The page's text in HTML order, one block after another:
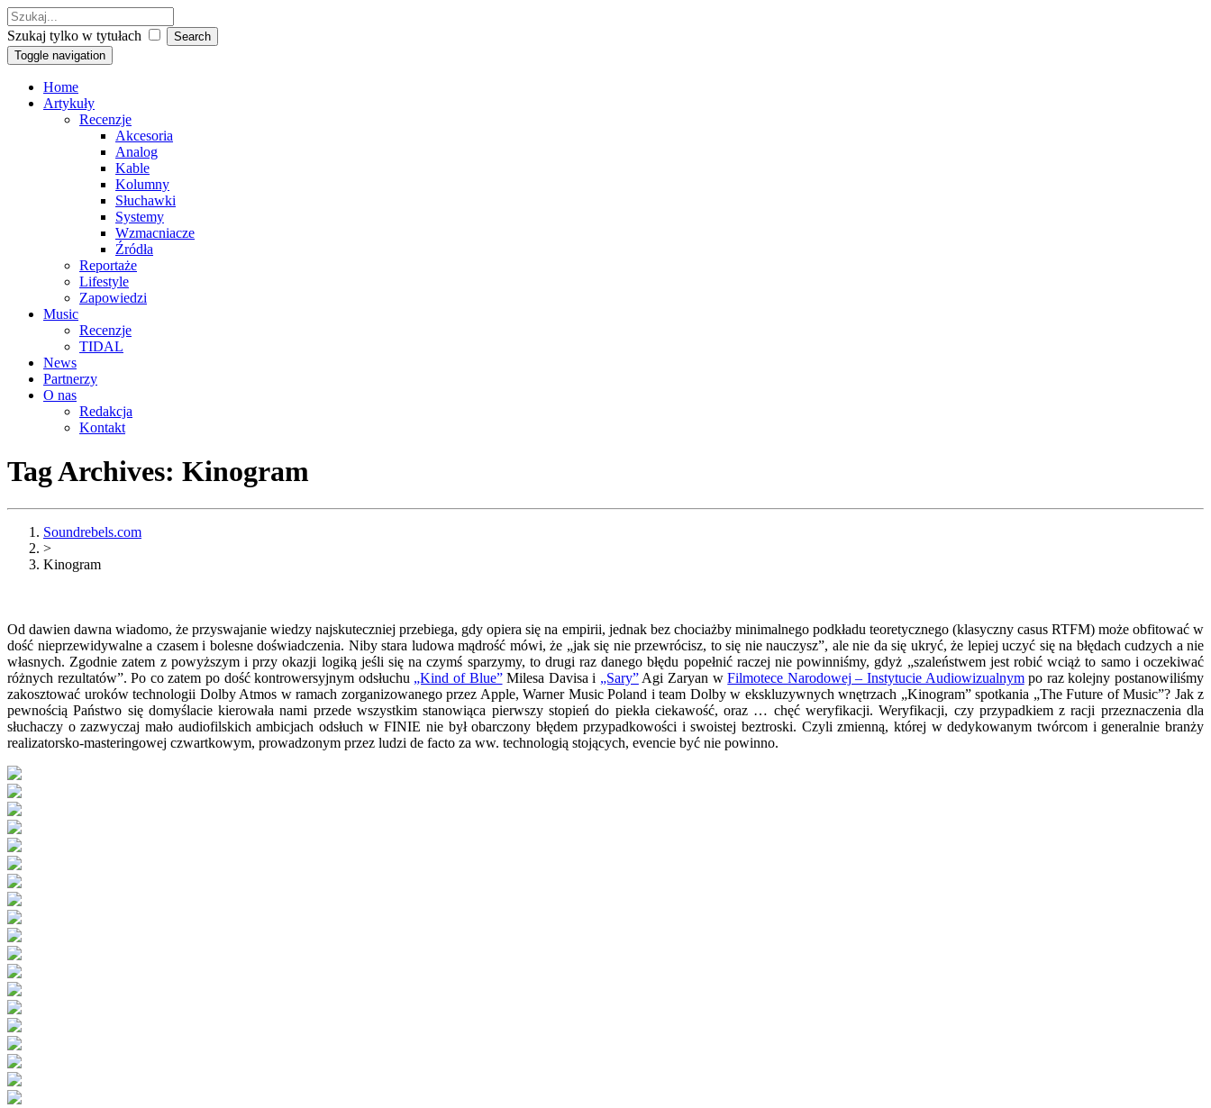
Szukaj tylko w tytułach
Toggle navigation
Home
Artykuły
Recenzje
Akcesoria
Analog
Kable
Kolumny
Słuchawki
Systemy
Wzmacniacze
Źródła
Reportaże
Lifestyle
Zapowiedzi
Music
Recenzje
TIDAL
News
Partnerzy
O nas
Redakcja
Kontakt
Tag Archives: Kinogram
Soundrebels.com
>
Kinogram
Od dawien dawna wiadomo, że przyswajanie wiedzy najskuteczniej przebiega, gdy opiera się na empirii, jednak bez chociażby minimalnego podkładu teoretycznego (klasyczny casus RTFM) może obfitować w
dość nieprzewidywalne a czasem i bolesne doświadczenia. Niby stara ludowa mądrość mówi, że „jak się nie przewrócisz, to się nie nauczysz”, ale nie da się ukryć, że lepiej uczyć się na błędach cudzych a nie
własnych. Zgodnie zatem z powyższym i przy okazji logiką jeśli się na czymś sparzymy, to drugi raz danego błędu popełnić raczej nie powinniśmy, gdyż „szaleństwem jest robić wciąż to samo i oczekiwać
różnych rezultatów”. Po co zatem po dość kontrowersyjnym odsłuchu „Kind of Blue”Milesa Davisa i „Sary”Agi Zaryan wFilmotece Narodowej – Instytucie Audiowizualnympo raz kolejny postanowiliśmy
zakosztować uroków technologii Dolby Atmos w ramach zorganizowanego przez Apple, Warner Music Poland i team Dolby w ekskluzywnych wnętrzach „Kinogram” spotkania „The Future of Music”? Jak z
pewnością Państwo się domyślacie kierowała nami przede wszystkim stanowiąca pierwszy stopień do piekła ciekawość, oraz … chęć weryfikacji. Weryfikacji, czy przypadkiem z racji przeznaczenia dla
słuchaczy o zazwyczaj mało audiofilskich ambicjach odsłuch w FINIE nie był obarczony błędem przypadkowości i swoistej beztroski. Czyli zmienną, której w dedykowanym twórcom i generalnie branży
realizatorsko-masteringowej czwartkowym, prowadzonym przez ludzi de facto za ww. technologią stojących, evencie być nie powinno.